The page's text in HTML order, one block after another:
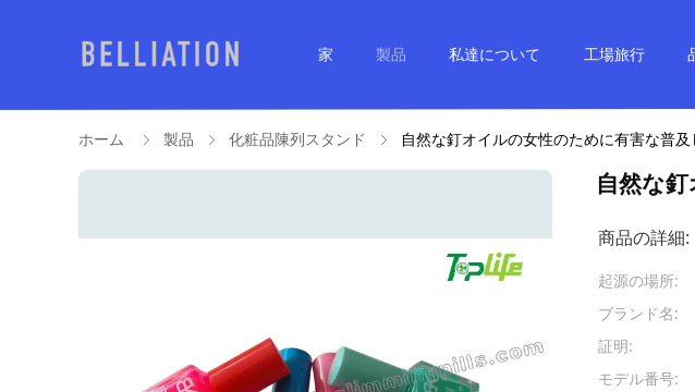
家 製品 私達について 工場旅行
ホーム 製品 化粧品陳列スタンド 自然な釘オイルの女性のために有害な普
自然な
商品の詳細:
起源の場所:
ブランド名:
証明:
モデル番号: